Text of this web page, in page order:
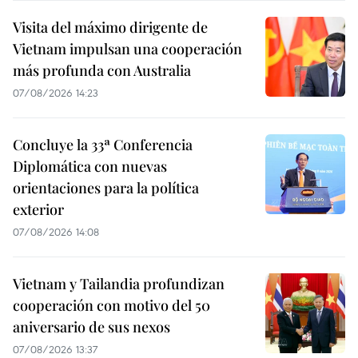
Visita del máximo dirigente de
Vietnam impulsan una cooperación
más profunda con Australia
07/08/2026 14:23
Concluye la 33ª Conferencia
Diplomática con nuevas
orientaciones para la política
exterior
07/08/2026 14:08
Vietnam y Tailandia profundizan
cooperación con motivo del 50
aniversario de sus nexos
07/08/2026 13:37